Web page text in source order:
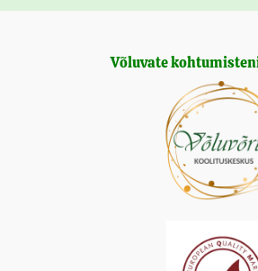
Võluvate